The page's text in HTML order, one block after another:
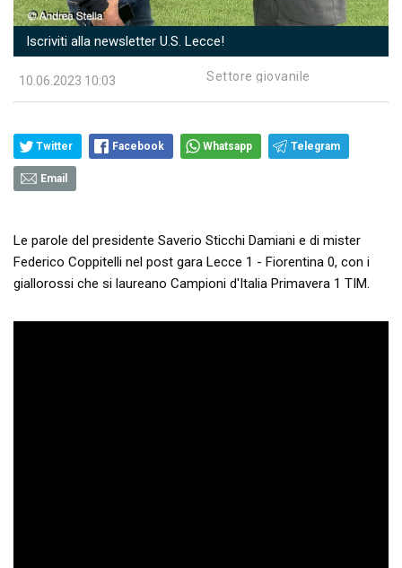
Iscriviti alla newsletter U.S. Lecce!
10.06.2023 10:03 Settore giovanile
Twitter Facebook Whatsapp Telegram
Email
Le parole del presidente Saverio Sticchi Damiani e di mister
Federico Coppitelli nel post gara Lecce 1 - Fiorentina 0, con i
giallorossi che si laureano Campioni d'Italia Primavera 1 TIM.